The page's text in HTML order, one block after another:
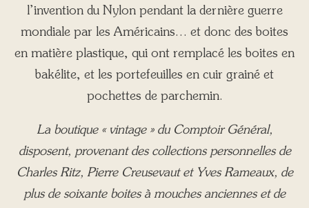
l’invention du Nylon pendant la dernière guerre
mondiale par les Américains… et donc des boites
en matière plastique, qui ont remplacé les boites en
bakélite, et les portefeuilles en cuir grainé et
pochettes de parchemin.
La boutique « vintage » du Comptoir Général,
disposent, provenant des collections personnelles de
Charles Ritz, Pierre Creusevaut et Yves Rameaux, de
plus de soixante boites à mouches anciennes et de